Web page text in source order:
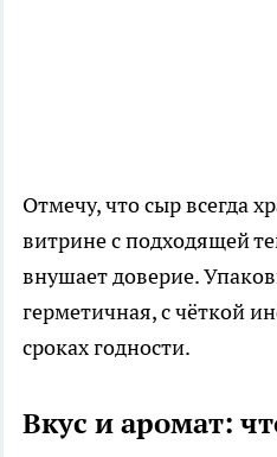
Отмечу, что сыр всегда
витрине с подходящей
внушает доверие.
герметичная, с чёткой
сроках годности.
Вкус и аромат: